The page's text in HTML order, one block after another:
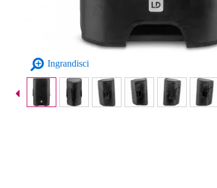
Ingrandisci